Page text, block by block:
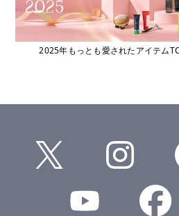
2025年もっとも愛されたアイテム